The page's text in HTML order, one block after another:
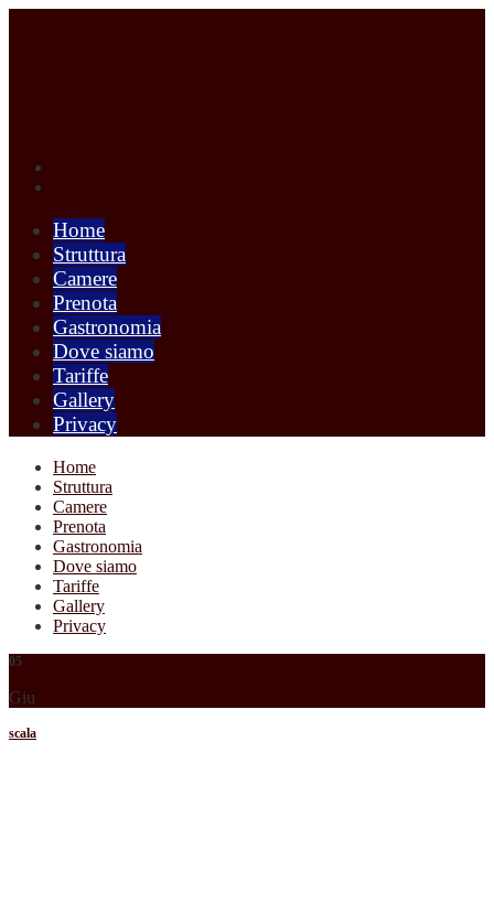
Home
Struttura
Camere
Prenota
Gastronomia
Dove siamo
Tariffe
Gallery
Privacy
Home
Struttura
Camere
Prenota
Gastronomia
Dove siamo
Tariffe
Gallery
Privacy
05
Giu
scala